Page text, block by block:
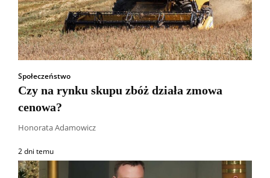
Społeczeństwo
Czy na rynku skupu zbóż działa zmowa
cenowa?
Honorata Adamowicz
2 dni temu